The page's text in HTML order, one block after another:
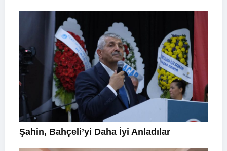
Şahin, Bahçeli’yi Daha İyi Anladılar